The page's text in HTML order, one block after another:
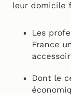
leur domicile
Les
France
Dont le